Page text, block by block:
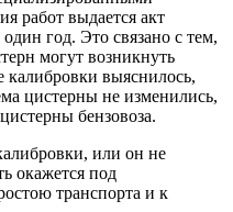
работ выдается акт
год. Это связано с тем,
могут возникнуть
калибровки выяснилось,
цистерны не изменились,
бензовоза.
или он не
окажется под
транспорта и к